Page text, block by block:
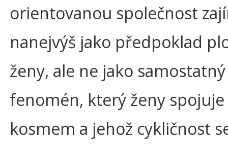
orientovanou společnost
nanejvýš jako předpoklad
ženy, ale ne jako samostatný
fenomén, který ženy spojuje
kosmem a jehož cykličnost